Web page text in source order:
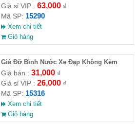
Giá sỉ VIP : 63,000₫
Mã SP: 15290
Xem chi tiết
Giỏ hàng
Giá Đỡ Bình Nước Xe Đạp Không Kèm
Khung Đỡ
Giá bán : 31,000₫
Giá sỉ VIP : 26,000₫
Mã SP: 15316
Xem chi tiết
Giỏ hàng